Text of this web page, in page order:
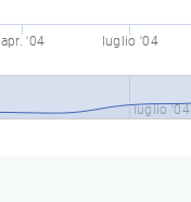
apr. '04 luglio '04
luglio '04